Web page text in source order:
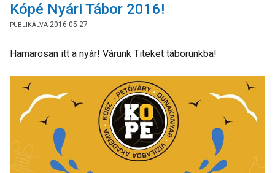
Kópé Nyári Tábor 2016!
2016-05-27
Hamarosan itt a nyár! Várunk Titeket táborunkba!